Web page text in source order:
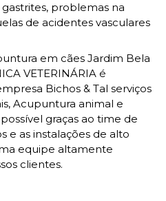
problemas na
de acidentes vasculares
em cães Jardim Bela
VETERINÁRIA é
Bichos & Tal serviços
Acupuntura animal e
graças ao time de
e as instalações de alto
equipe altamente
clientes.